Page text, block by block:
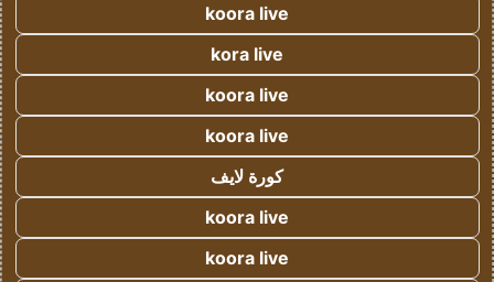
koora live
kora live
koora live
koora live
كورة لايف
koora live
koora live